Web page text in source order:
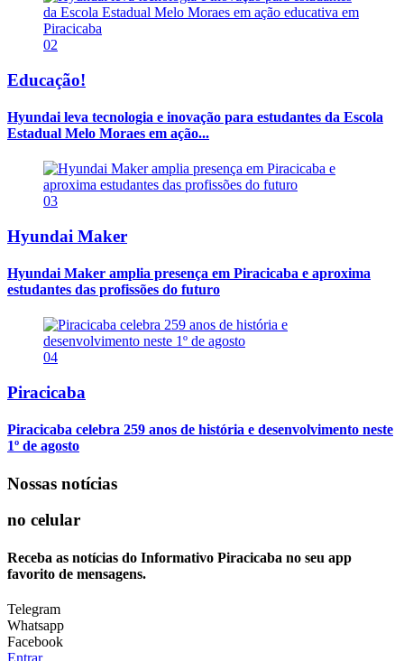
02
Educação!
Hyundai leva tecnologia e inovação para estudantes da Escola
Estadual Melo Moraes em ação...
03
Hyundai Maker
Hyundai Maker amplia presença em Piracicaba e aproxima
estudantes das profissões do futuro
04
Piracicaba
Piracicaba celebra 259 anos de história e desenvolvimento neste
1º de agosto
Nossas notícias
no celular
Receba as notícias do Informativo Piracicaba no seu app
favorito de mensagens.
Telegram
Whatsapp
Facebook
Entrar